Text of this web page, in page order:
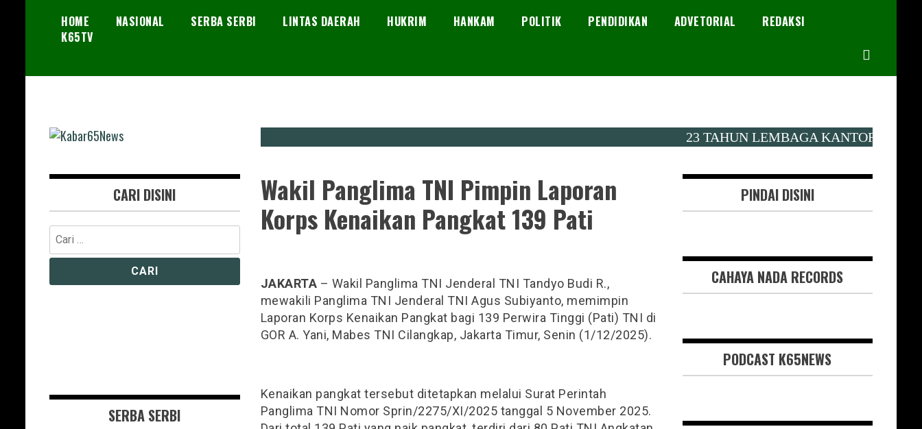
HOME NASIONAL SERBA SERBI LINTAS DAERAH HUKRIM HANKAM POLITIK PENDIDIKAN ADVETORIAL
REDAKSI
K65TV
23 TAHUN LEMBAGA KANTOR BERITA
Kabar65News
Wakil Panglima TNI Pimpin Laporan
Korps Kenaikan Pangkat 139 Pati
JAKARTA – Wakil Panglima TNI Jenderal TNI Tandyo Budi R.,
mewakili Panglima TNI Jenderal TNI Agus Subiyanto, memimpin
Laporan Korps Kenaikan Pangkat bagi 139 Perwira Tinggi (Pati) TNI di
GOR A. Yani, Mabes TNI Cilangkap, Jakarta Timur, Senin (1/12/2025).
Kenaikan pangkat tersebut ditetapkan melalui Surat Perintah
Panglima TNI Nomor Sprin/2275/XI/2025 tanggal 5 November 2025.
CARI DISINI
Cari
untuk:
SERBA SERBI
PINDAI DISINI
CAHAYA NADA RECORDS
PODCAST K65NEWS